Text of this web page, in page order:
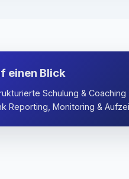
einen Blick
Schulung & Coaching
Reporting, Monitoring &